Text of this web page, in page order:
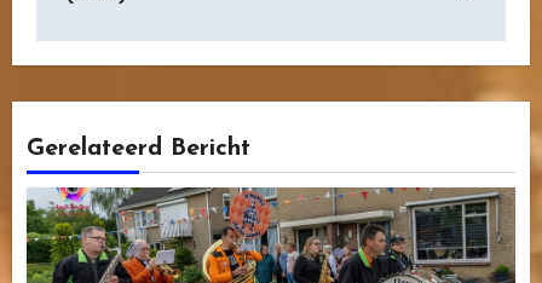
Gerelateerd Bericht